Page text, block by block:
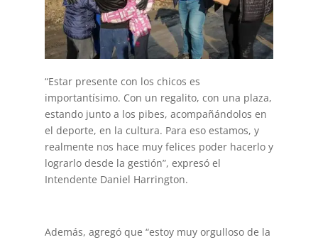
“Estar presente con los chicos es
importantísimo. Con un regalito, con una plaza,
estando junto a los pibes, acompañándolos en
el deporte, en la cultura. Para eso estamos, y
realmente nos hace muy felices poder hacerlo y
lograrlo desde la gestión”, expresó el
Intendente Daniel Harrington.
Además, agregó que “estoy muy orgulloso de la